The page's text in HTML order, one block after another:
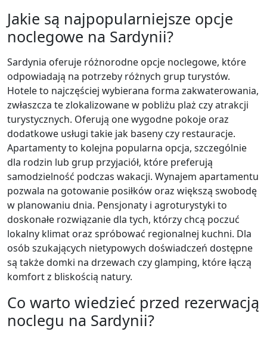
Jakie są najpopularniejsze opcje
noclegowe na Sardynii?
Sardynia oferuje różnorodne opcje noclegowe, które
odpowiadają na potrzeby różnych grup turystów.
Hotele to najczęściej wybierana forma zakwaterowania,
zwłaszcza te zlokalizowane w pobliżu plaż czy atrakcji
turystycznych. Oferują one wygodne pokoje oraz
dodatkowe usługi takie jak baseny czy restauracje.
Apartamenty to kolejna popularna opcja, szczególnie
dla rodzin lub grup przyjaciół, które preferują
samodzielność podczas wakacji. Wynajem apartamentu
pozwala na gotowanie posiłków oraz większą swobodę
w planowaniu dnia. Pensjonaty i agroturystyki to
doskonałe rozwiązanie dla tych, którzy chcą poczuć
lokalny klimat oraz spróbować regionalnej kuchni. Dla
osób szukających nietypowych doświadczeń dostępne
są także domki na drzewach czy glamping, które łączą
komfort z bliskością natury.
Co warto wiedzieć przed rezerwacją
noclegu na Sardynii?